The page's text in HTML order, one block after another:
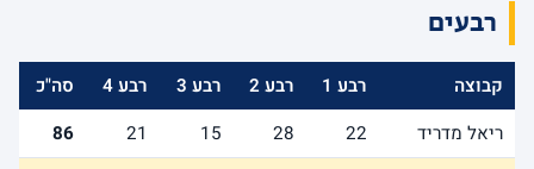
רבעים
קבוצה רבע 1 רבע 2 רבע 3 רבע 4
סה"כ
ריאל מדריד
22
28
15
21
86